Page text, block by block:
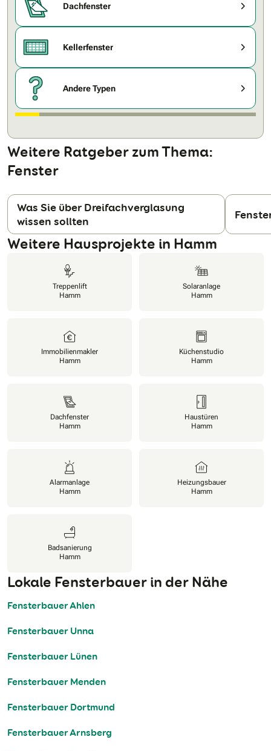
Dachfenster
Kellerfenster
Andere Typen
Weitere Ratgeber zum Thema:
Fenster
Was Sie über Dreifachverglasung
wissen sollten
Weitere Hausprojekte in Hamm
Treppenlift
Hamm
Solaranlage
Hamm
Immobilienmakler
Hamm
Küchenstudio
Hamm
Dachfenster
Hamm
Haustüren
Hamm
Alarmanlage
Hamm
Heizungsbauer
Hamm
Badsanierung
Hamm
Lokale Fensterbauer in der Nähe
Fensterbauer Ahlen
Fensterbauer Unna
Fensterbauer Lünen
Fensterbauer Menden
Fensterbauer Dortmund
Fensterbauer Arnsberg